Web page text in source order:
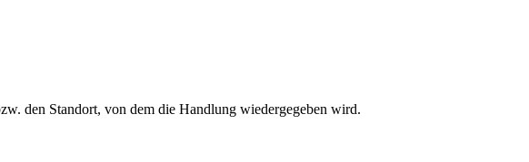
den Standort, von dem die Handlung wiedergegeben wird.